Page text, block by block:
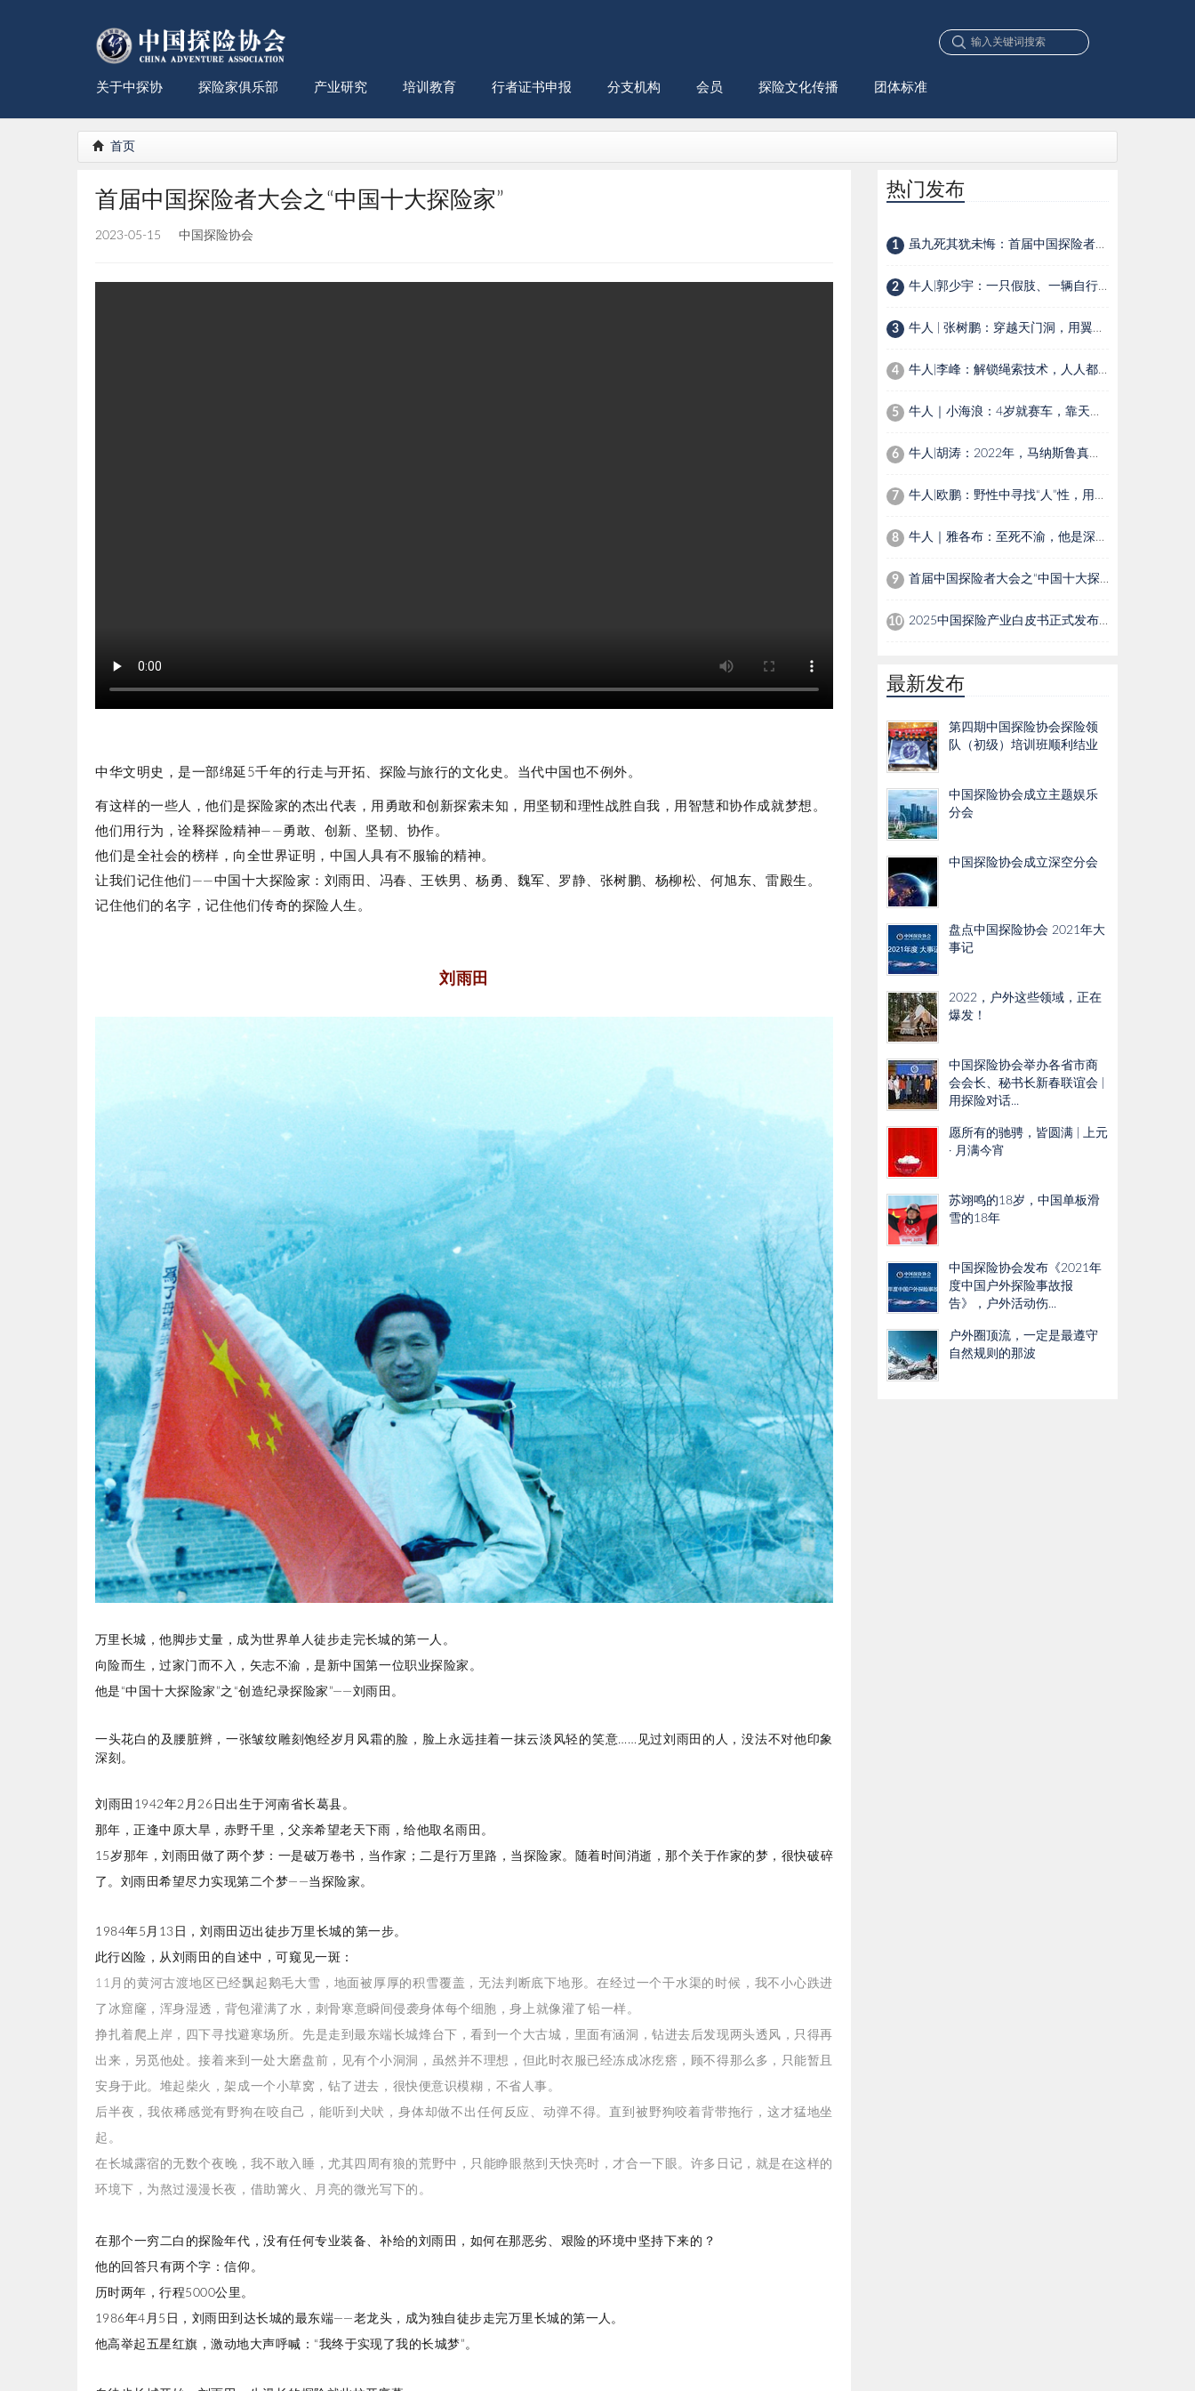
关于中探协 探险家俱乐部 产业研究 培训教育 行者证书申报 分支机构 会员 探险文化传播 团体标准
首页
首届中国探险者大会之“中国十大探险家”
2023-05-15 中国探险协会
中华文明史，是一部绵延5千年的行走与开拓、探险与旅行的文化史。当代中国也不例外。
有这样的一些人，他们是探险家的杰出代表，用勇敢和创新探索未知，用坚韧和理性战胜自我，用智慧和协作成就梦想。
他们用行为，诠释探险精神——勇敢、创新、坚韧、协作。
他们是全社会的榜样，向全世界证明，中国人具有不服输的精神。
让我们记住他们——中国十大探险家：刘雨田、冯春、王铁男、杨勇、魏军、罗静、张树鹏、杨柳松、何旭东、雷殿生。
记住他们的名字，记住他们传奇的探险人生。
刘雨田
万里长城，他脚步丈量，成为世界单人徒步走完长城的第一人。
向险而生，过家门而不入，矢志不渝，是新中国第一位职业探险家。
他是“中国十大探险家”之“创造纪录探险家”——刘雨田。
一头花白的及腰脏辫，一张皱纹雕刻饱经岁月风霜的脸，脸上永远挂着一抹云淡风轻的笑意……见过刘雨田的人，没法不对他印象
深刻。
刘雨田1942年2月26日出生于河南省长葛县。
那年，正逢中原大旱，赤野千里，父亲希望老天下雨，给他取名雨田。
15岁那年，刘雨田做了两个梦：一是破万卷书，当作家；二是行万里路，当探险家。随着时间消逝，那个关于作家的梦，很快破碎
了。刘雨田希望尽力实现第二个梦——当探险家。
1984年5月13日，刘雨田迈出徒步万里长城的第一步。
此行凶险，从 刘雨田的自述中，可窥见一斑：
11月的黄河古渡地区已经飘起鹅毛大雪，地面被厚厚的积雪覆盖，无法判断底下地形。在经过一个干水渠的时候，我不小心跌进
了冰窟窿，浑身湿透，背包灌满了水，刺骨寒意瞬间侵袭身体每个细胞，身上就像灌了铅一样。
挣扎着爬上岸，四下寻找避寒场所。先是走到最东端长城烽台下，看到一个大古城，里面有涵洞，钻进去后发现两头透风，只得再
出来，另觅他处。接着来到一处大磨盘前，见有个小洞洞，虽然并不理想，但此时衣服已经冻成冰疙瘩，顾不得那么多，只能暂且
安身于此。堆起柴火，架成一个小草窝，钻了进去，很快便意识模糊，不省人事。
后半夜，我依稀感觉有野狗在咬自己，能听到犬吠，身体却做不出任何反应、动弹不得。 直到被野狗咬着背带拖行，这才猛地坐
起。
在长城露宿的无数个夜晚，我不敢入睡，尤其四周有狼的荒野中，只能睁眼熬到天快亮时，才合一下眼。许多日记，就是在这样的
环境下，为熬过漫漫长夜，借助篝火、月亮的微光写下的。
在那个一穷二白的探险年代，没有任何专业装备、补给的刘雨田，如何在那恶劣、艰险的环境中坚持下来的？
他的回答只有两个字：信仰。
历时两年，行程5000公里。
1986年4月5日，刘雨田到达长城的最东端——老龙头，成为独自徒步走完万里长城的第一人。
他高举起五星红旗，激动地大声呼喊：“我终于实现了我的长城梦”。
热门发布
1 虽九死其犹未悔：首届中国探险者大会之“中国探险英雄”榜
2 牛人|郭少宇：一只假肢、一辆自行车，一位90后少年的生存选择
3 牛人 | 张树鹏：穿越天门洞，用翼装飞行在空中穿针引线
4 牛人|李峰：解锁绳索技术，人人都是探险家
5 牛人｜小海浪：4岁就赛车，靠天赋还是家里有矿？
6 牛人|胡涛：2022年，马纳斯鲁真假顶之间的进退
7 牛人|欧鹏：野性中寻找“人”性，用镜头讲述自然界生灵温情故事
8 牛人｜雅各布：至死不渝，他是深海下的夏尔巴人
9 首届中国探险者大会之“中国十大探险家”
10 2025中国探险产业白皮书正式发布：Z世代成消费主力，催生户外探险新生态
最新发布
第四期中国探险协会探险领
队（初级）培训班顺利结业
中国探险协会成立主题娱乐
分会
中国探险协会成立深空分会
盘点中国探险协会 2021年大
事记
2022，户外这些领域，正在
爆发！
中国探险协会举办各省市商
会会长、秘书长新春联谊会 |
用探险对话...
愿所有的驰骋，皆圆满 | 上元
· 月满今宵
苏翊鸣的18岁，中国单板滑
雪的18年
中国探险协会发布《2021年
度中国户外探险事故报
告》，户外活动伤...
户外圈顶流，一定是最遵守
自然规则的那波